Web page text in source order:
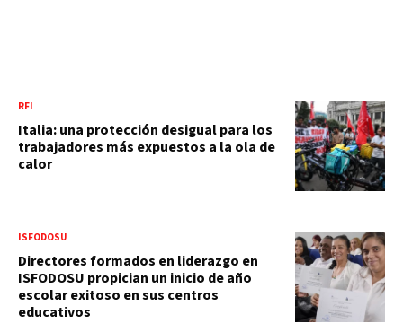
RFI
Italia: una protección desigual para los
trabajadores más expuestos a la ola de
calor
ISFODOSU
Directores formados en liderazgo en
ISFODOSU propician un inicio de año
escolar exitoso en sus centros
educativos